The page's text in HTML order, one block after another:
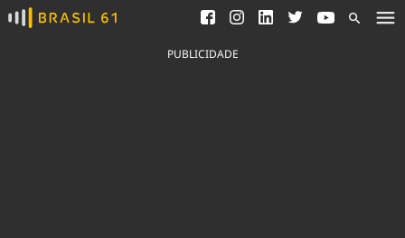
Ver todas as notícias
Saneamento
Indicadores
PUBLICIDADE